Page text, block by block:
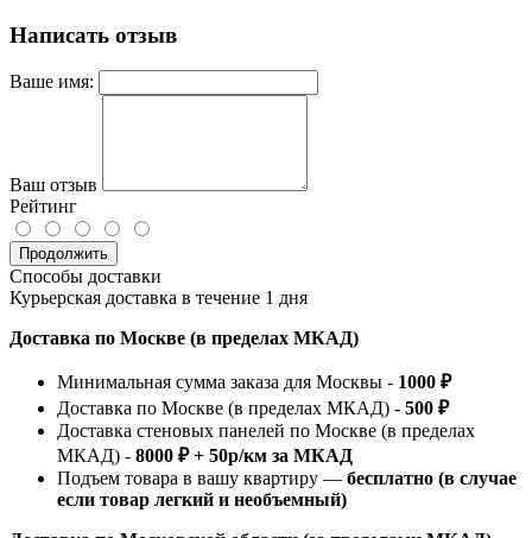
Написать отзыв
Ваше имя:
Ваш отзыв
Рейтинг
Продолжить
Способы доставки
Курьерская доставка в течение 1 дня
Доставка по Москве (в пределах МКАД)
Минимальная сумма заказа для Москвы - 1000 ₽
Доставка по Москве (в пределах МКАД) - 500 ₽
Доставка стеновых панелей по Москве (в пределах
МКАД) - 8000 ₽ + 50р/км за МКАД
Подъем товара в вашу квартиру — бесплатно (в случае
если товар легкий и необъемный)